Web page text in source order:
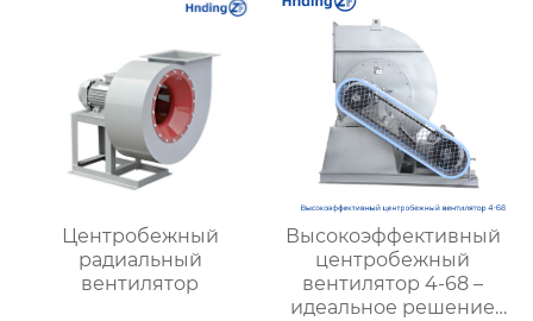
Центробежный
радиальный
вентилятор
Высокоэффективный
центробежный
вентилятор 4-68 –
идеальное решение